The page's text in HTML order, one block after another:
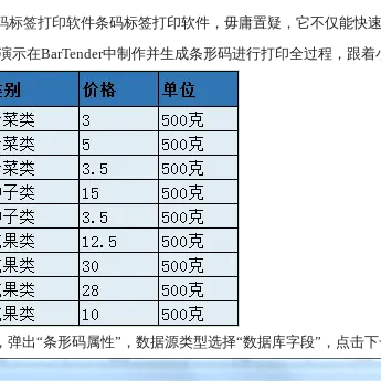
标签打印软件条码标签打印软件，毋庸置疑，它不仅能快
在BarTender中制作并生成条形码进行打印全过程，跟着
出“条形码属性”，数据源类型选择“数据库字段”，点击下